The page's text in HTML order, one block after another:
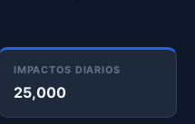
IMPACTOS DIARIOS
25,000